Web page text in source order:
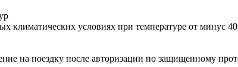
климатических условиях при температуре от минус
на поездку после авторизации по защищенному